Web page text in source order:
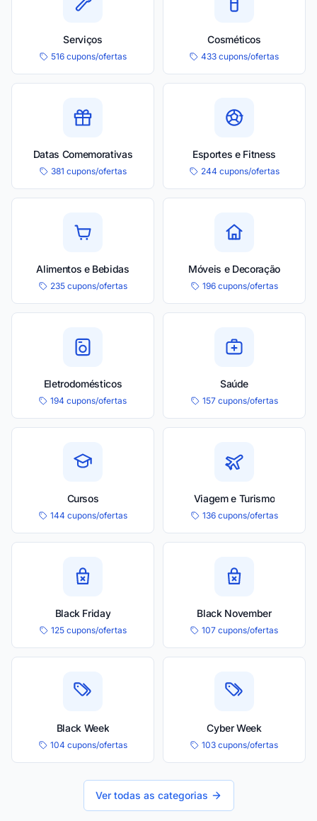
Serviços
516 cupons/ofertas
Cosméticos
433 cupons/ofertas
Datas Comemorativas
381 cupons/ofertas
Esportes e Fitness
244 cupons/ofertas
Alimentos e Bebidas
235 cupons/ofertas
Móveis e Decoração
196 cupons/ofertas
Eletrodomésticos
194 cupons/ofertas
Saúde
157 cupons/ofertas
Cursos
144 cupons/ofertas
Viagem e Turismo
136 cupons/ofertas
Black Friday
125 cupons/ofertas
Black November
107 cupons/ofertas
Black Week
104 cupons/ofertas
Cyber Week
103 cupons/ofertas
Ver todas as categorias